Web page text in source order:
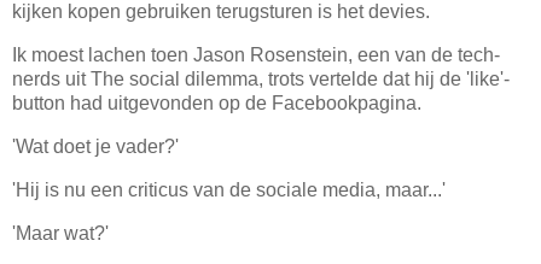
kijken kopen gebruiken terugsturen is het devies.
Ik moest lachen toen Jason Rosenstein, een van de tech-
nerds uit The social dilemma, trots vertelde dat hij de 'like'-
button had uitgevonden op de Facebookpagina.
'Wat doet je vader?'
'Hij is nu een criticus van de sociale media, maar...'
'Maar wat?'